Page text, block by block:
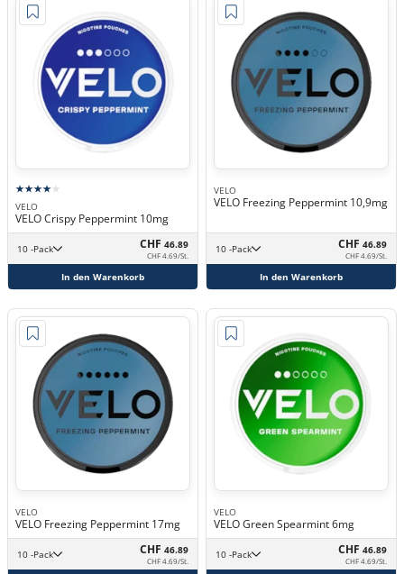
VELO
VELO Crispy Peppermint 10mg
10 -Pack CHF 46.89
CHF 4.69/St.
In den Warenkorb
VELO
VELO Freezing Peppermint 10,9mg
10 -Pack CHF 46.89
CHF 4.69/St.
In den Warenkorb
VELO
VELO Freezing Peppermint 17mg
10 -Pack CHF 46.89
CHF 4.69/St.
VELO
VELO Green Spearmint 6mg
10 -Pack CHF 46.89
CHF 4.69/St.